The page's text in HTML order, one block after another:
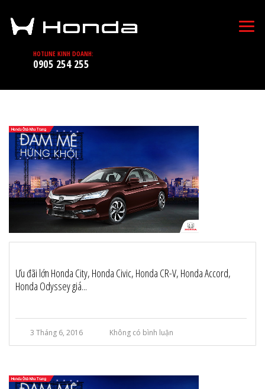
HOTLINE KINH DOANH:
0905 254 255
Ưu đãi lớn Honda City, Honda Civic, Honda CR-V, Honda Accord,
Honda Odyssey giá...
3 Tháng 6, 2016 Không có bình luận